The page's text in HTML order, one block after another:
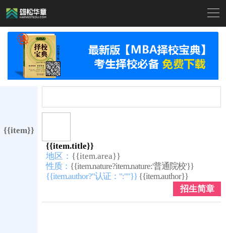

{{item}}
{{item.title}}
地区： {{item.area}}
性质： {{item.nature?item.nature:'普通院校'}}
{{item.author?"认证：":""}} {{item.author}}
招生简章